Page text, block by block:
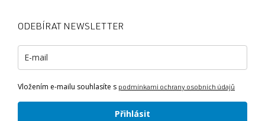
ODEBÍRAT NEWSLETTER
Vložením e-mailu souhlasíte s podmínkami ochrany osobních údajů
Přihlásit